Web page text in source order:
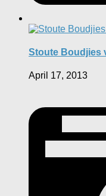
Stoute Boudjies
April 17, 2013